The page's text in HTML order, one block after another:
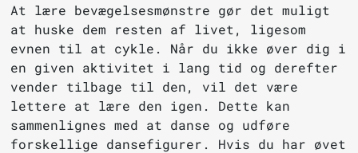
At lære bevægelsesmønstre gør det muligt
at huske dem resten af livet, ligesom
evnen til at cykle. Når du ikke øver dig i
en given aktivitet i lang tid og derefter
vender tilbage til den, vil det være
lettere at lære den igen. Dette kan
sammenlignes med at danse og udføre
forskellige dansefigurer. Hvis du har øvet